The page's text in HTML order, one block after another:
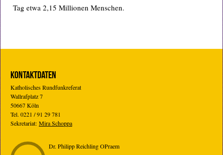
Tag etwa 2,15 Millionen Menschen.
KONTAKTDATEN
Katholisches Rundfunkreferat
Wallrafplatz 7
50667 Köln
Tel. 0221 / 91 29 781
Sekretariat: Mira Schoppa
Dr. Philipp Reichling OPraem